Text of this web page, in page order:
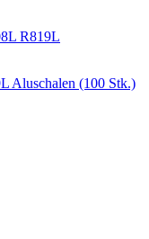
Aluschalen (100 Stk.)